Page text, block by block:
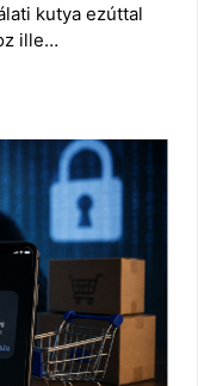
kutya ezúttal
ille…